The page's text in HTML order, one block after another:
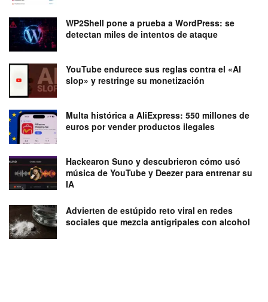
WP2Shell pone a prueba a WordPress: se
detectan miles de intentos de ataque
YouTube endurece sus reglas contra el «AI
slop» y restringe su monetización
Multa histórica a AliExpress: 550 millones de
euros por vender productos ilegales
Hackearon Suno y descubrieron cómo usó
música de YouTube y Deezer para entrenar su
IA
Advierten de estúpido reto viral en redes
sociales que mezcla antigripales con alcohol